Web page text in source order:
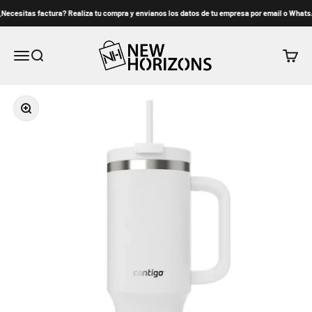
factura? Realiza tu compra y envíanos los datos de tu empresa por email o
MenúBuscar
New Horizons
Carrito
Zoom